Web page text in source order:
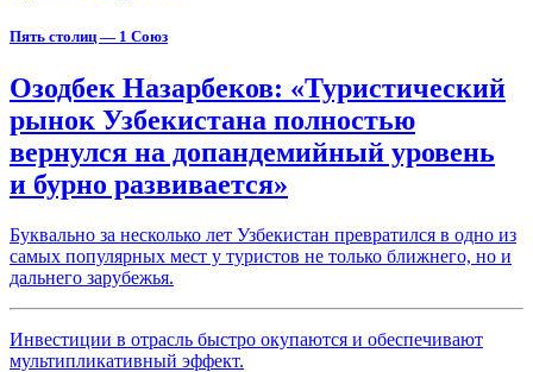
Пять столиц — 1 Союз
Озодбек Назарбеков: «Туристический
рынок Узбекистана полностью
вернулся на допандемийный уровень
и бурно развивается»
Буквально за несколько лет Узбекистан превратился в одно из
самых популярных мест у туристов не только ближнего, но и
дальнего зарубежья.
Инвестиции в отрасль быстро окупаются и обеспечивают
мультипликативный эффект.